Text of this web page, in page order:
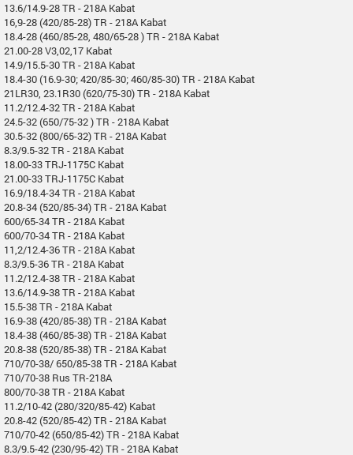
13.6/14.9-28 TR - 218A Kabat
16,9-28 (420/85-28) TR - 218A Kabat
18.4-28 (460/85-28, 480/65-28 ) TR - 218A Kabat
21.00-28 V3,02,17 Kabat
14.9/15.5-30 TR - 218A Kabat
18.4-30 (16.9-30; 420/85-30; 460/85-30) TR - 218A Kabat
21LR30, 23.1R30 (620/75-30) TR - 218A Kabat
11.2/12.4-32 TR - 218A Kabat
24.5-32 (650/75-32 ) TR - 218A Kabat
30.5-32 (800/65-32) TR - 218A Kabat
8.3/9.5-32 TR - 218A Kabat
18.00-33 TRJ-1175C Kabat
21.00-33 TRJ-1175C Kabat
16.9/18.4-34 TR - 218A Kabat
20.8-34 (520/85-34) TR - 218A Kabat
600/65-34 TR - 218A Kabat
600/70-34 TR - 218A Kabat
11,2/12.4-36 TR - 218A Kabat
8.3/9.5-36 TR - 218A Kabat
11.2/12.4-38 TR - 218A Kabat
13.6/14.9-38 TR - 218A Kabat
15.5-38 TR - 218A Kabat
16.9-38 (420/85-38) TR - 218A Kabat
18.4-38 (460/85-38) TR - 218A Kabat
20.8-38 (520/85-38) TR - 218A Kabat
710/70-38/ 650/85-38 TR - 218A Kabat
710/70-38 Rus TR-218A
800/70-38 TR - 218A Kabat
11.2/10-42 (280/320/85-42) Kabat
20.8-42 (520/85-42) TR - 218A Kabat
710/70-42 (650/85-42) TR - 218A Kabat
8.3/9.5-42 (230/95-42) TR - 218A Kabat